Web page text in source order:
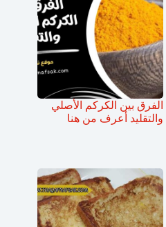
الفرق بين الكركم الأصلي
والتقليد أعرف من هنا